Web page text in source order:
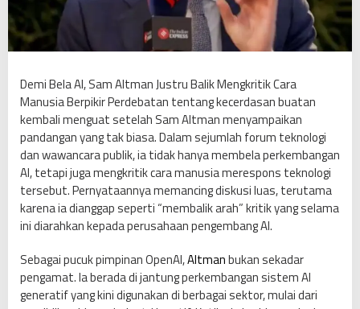
u
s
t
r
u
B
a
l
i
M
e
n
Demi Bela AI, Sam Altman Justru Balik Mengkritik Cara
Manusia Berpikir Perdebatan tentang kecerdasan buatan
kembali menguat setelah Sam Altman menyampaikan
pandangan yang tak biasa. Dalam sejumlah forum teknologi
dan wawancara publik, ia tidak hanya membela perkembangan
AI, tetapi juga mengkritik cara manusia merespons teknologi
tersebut. Pernyataannya memancing diskusi luas, terutama
karena ia dianggap seperti “membalik arah” kritik yang selama
ini diarahkan kepada perusahaan pengembang AI.
Sebagai pucuk pimpinan OpenAI,Altmanbukan sekadar
pengamat. Ia berada di jantung perkembangan sistem AI
generatif yang kini digunakan di berbagai sektor, mulai dari